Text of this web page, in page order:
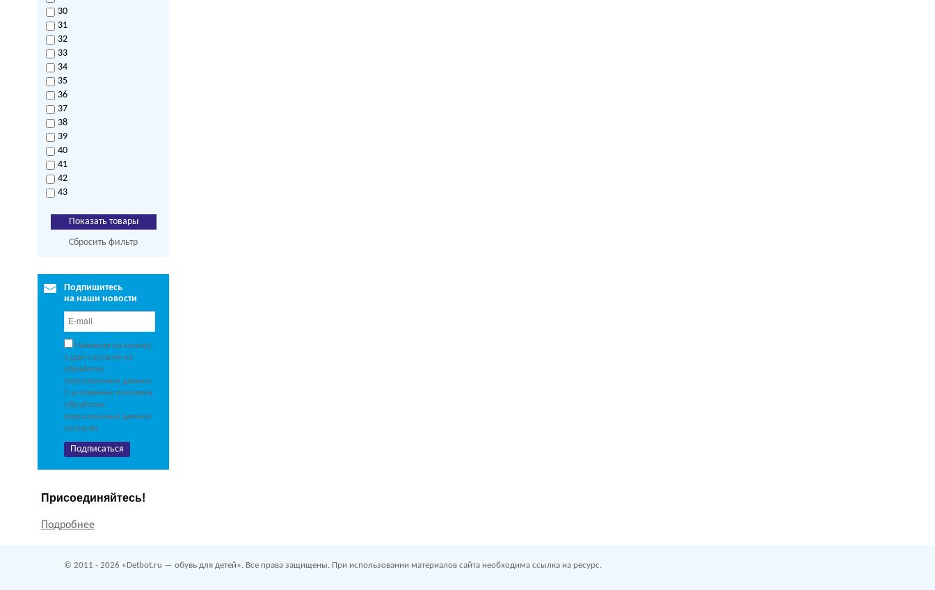
30
31
32
33
34
35
36
37
38
39
40
41
42
43
Сбросить фильтр
Подпишитесь
на наши новости
Нажимая на кнопку,
я даю согласие на
обработку
персональных данных.
С условиями политики
обработки
персональных данных
согласен.
Присоединяйтесь!
Подробнее
© 2011 - 2026 «Detbot.ru — обувь для детей». Все права защищены. При использовании материалов сайта необходима ссылка на ресурс.